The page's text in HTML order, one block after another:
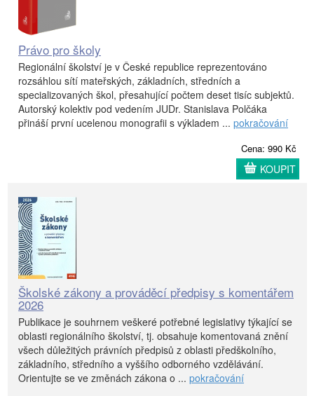
Právo pro školy
Regionální školství je v České republice reprezentováno
rozsáhlou sítí mateřských, základních, středních a
specializovaných škol, přesahující počtem deset tisíc subjektů.
Autorský kolektiv pod vedením JUDr. Stanislava Polčáka
přináší první ucelenou monografii s výkladem ... pokračování
Cena: 990 Kč
KOUPIT
Školské zákony a prováděcí předpisy s komentářem
2026
Publikace je souhrnem veškeré potřebné legislativy týkající se
oblasti regionálního školství, tj. obsahuje komentovaná znění
všech důležitých právních předpisů z oblasti předškolního,
základního, středního a vyššího odborného vzdělávání.
Orientujte se ve změnách zákona o ... pokračování